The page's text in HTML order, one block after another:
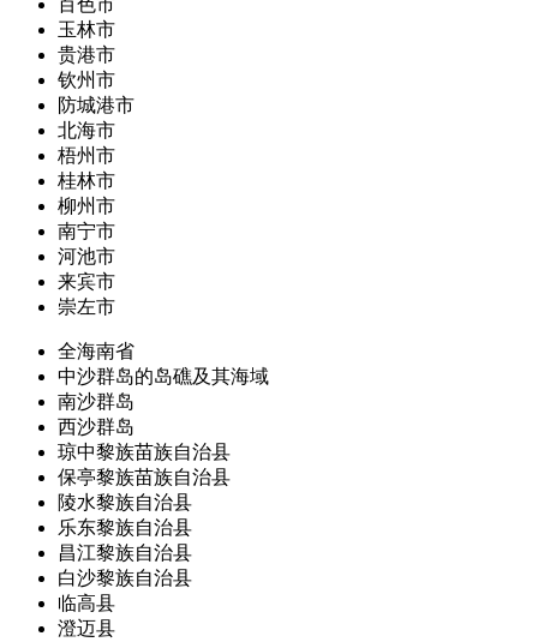
百色市
玉林市
贵港市
钦州市
防城港市
北海市
梧州市
桂林市
柳州市
南宁市
河池市
来宾市
崇左市
全海南省
中沙群岛的岛礁及其海域
南沙群岛
西沙群岛
琼中黎族苗族自治县
保亭黎族苗族自治县
陵水黎族自治县
乐东黎族自治县
昌江黎族自治县
白沙黎族自治县
临高县
澄迈县